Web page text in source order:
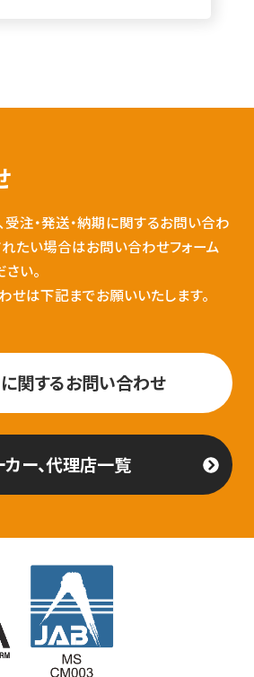
注・発送・納期に関するお問い合わ
たい場合はお問い合わせフォーム
い。
せは下記までお願いいたします。
関するお問い合わせ
カー、代理店一覧